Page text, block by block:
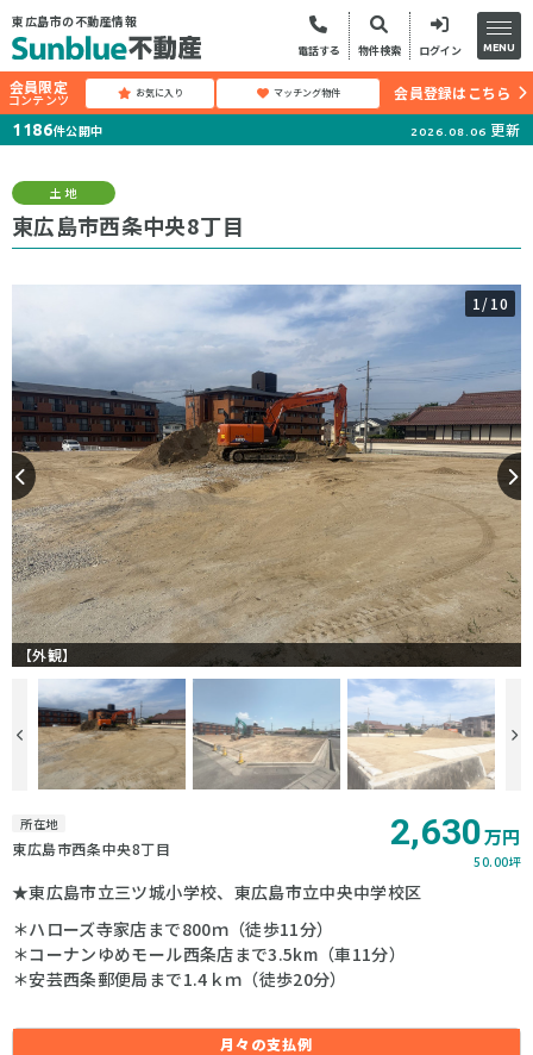
東広島市の不動産情報
電話する 物件検索 ログイン MENU
会員限定
コンテンツ お気に入り マッチング物件 会員登録はこちら
1186件公開中 2026.08.06 更新
土地
東広島市西条中央8丁目
1/10
【外観】
所在地
東広島市西条中央8丁目 2,630万円
50.00坪
★東広島市立三ツ城小学校、東広島市立中央中学校区
＊ハローズ寺家店まで800ｍ（徒歩11分）
＊コーナンゆめモール西条店まで3.5km（車11分）
＊安芸西条郵便局まで1.4ｋｍ（徒歩20分）
月々の支払例